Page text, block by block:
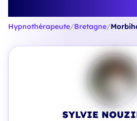
Hypnothérapeute/Bretagne/
SYLVIE